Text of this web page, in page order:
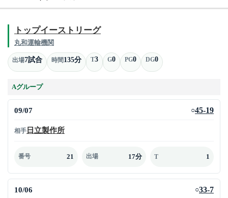
トップイーストリーグ
丸和運輸機関
出場7試合 時間135分 T3 G0 PG0 DG0
Aグループ
09/07 ○45-19
相手 日立製作所
番号 21 出場 17分 T 1
10/06 ○33-7